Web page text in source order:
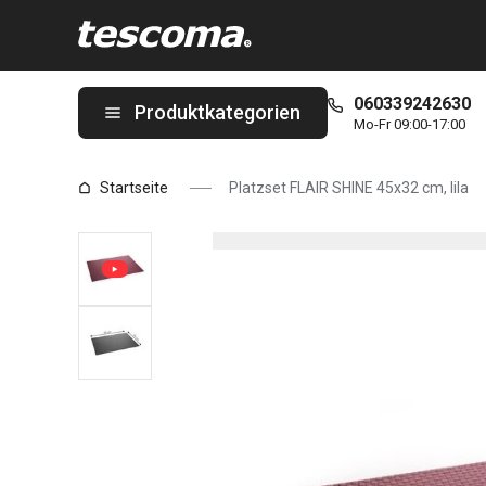
Produktkategorien 060339242630
Mo-Fr 09:00-17:00
Startseite Platzset FLAIR SHINE 45x32 cm, lila